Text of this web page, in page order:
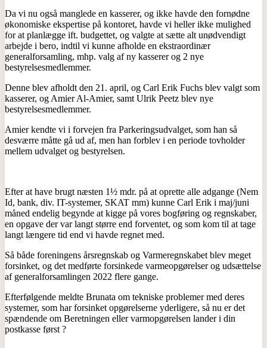
Da vi nu også manglede en kasserer, og ikke havde den fornødne
økonomiske ekspertise på kontoret, havde vi heller ikke mulighed
for at planlægge ift. budgettet, og valgte at sætte alt unødvendigt
arbejde i bero, indtil vi kunne afholde en ekstraordinær
generalforsamling, mhp. valg af ny kasserer og 2 nye
bestyrelsesmedlemmer.
Denne blev afholdt den 21. april, og Carl Erik Fuchs blev valgt som
kasserer, og Amier Al-Amier, samt Ulrik Peetz blev nye
bestyrelsesmedlemmer.
Amier kendte vi i forvejen fra Parkeringsudvalget, som han så
desværre måtte gå ud af, men han forblev i en periode tovholder
mellem udvalget og bestyrelsen.
Efter at have brugt næsten 1½ mdr. på at oprette alle adgange (Nem
Id, bank, div. IT-systemer, SKAT mm) kunne Carl Erik i maj/juni
måned endelig begynde at kigge på vores bogføring og regnskaber,
en opgave der var langt større end forventet, og som kom til at tage
langt længere tid end vi havde regnet med.
Så både foreningens årsregnskab og Varmeregnskabet blev meget
forsinket, og det medførte forsinkede varmeopgørelser og udsættelse
af generalforsamlingen 2022 flere gange.
Efterfølgende meldte Brunata om tekniske problemer med deres
systemer, som har forsinket opgørelserne yderligere, så nu er det
spændende om Beretningen eller varmopgørelsen lander i din
postkasse først ?